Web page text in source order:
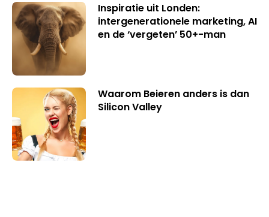
Inspiratie uit Londen:
intergenerationele marketing, AI
en de ‘vergeten’ 50+-man
Waarom Beieren anders is dan
Silicon Valley